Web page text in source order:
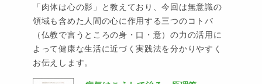
「肉体は心の影」と教えており、今回は無意識の
領域も含めた人間の心に作用する三つのコトバ
（仏教で言うところの身・口・意）の力の活用に
よって健康な生活に近づく実践法を分かりやすく
お伝えします。